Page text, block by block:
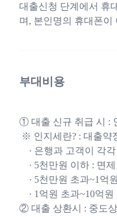
대출신청 단계에서 휴
며, 본인명의 휴대폰이
부대비용
① 대출 신규 취급 시 :
※ 인지세란? : 대출약
· 은행과 고객이 각
· 5천만원 이하 : 면제
· 5천만원 초과~1억
· 1억원 초과~10억원
② 대출 상환시 : 중도